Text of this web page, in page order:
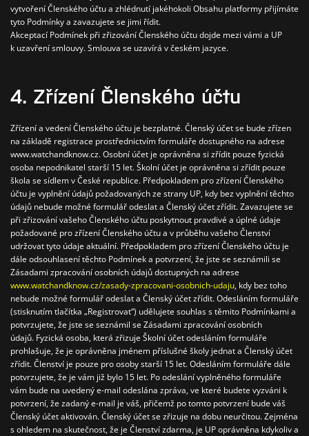
vytvoření Členského účtu a zhlédnutí jakéhokoli Obsahu platformy přijímáte
tyto Podmínky a zavazujete se jimi řídit.
Akceptací Podmínek při zřizování Členského účtu dojde mezi vámi a UP
k uzavření smlouvy. Smlouva se uzavírá v českém jazyce.
4. Zřízení Členského účtu
Zřízení a vedení Členského účtu je bezplatné.Členský účet se bude zřízen
na základě registrace prostřednictvím formuláře dostupného na adrese
www.watchandknow.cz.Osobní účet je oprávněna si zřídit pouze fyzická
osoba nepodnikatel starší 15 let.Školní účet je oprávněna si zřídit pouze
škola se sídlem v České republice. Předpokladem pro zřízení Členského
účtu je vyplnění údajů požadovaných ze strany UP, kdy bez vyplnění těchto
údajů nebude možné formulář odeslat a Členský účet zřídit.Zavazujete se
při zřizování vašeho Členského účtu poskytnout pravdivé a úplné údaje
požadované pro zřízení Členského účtu a v průběhu vašeho Členství
udržovat tyto údaje aktuální. Předpokladem pro zřízení Členského účtu je
dále odsouhlasení těchto Podmínek a potvrzení, že jste se seznámili se
Zásadami zpracování osobních údajů dostupných na adrese
www.watchandknow.cz/zasady-zpracovani-osobnich-udaju, kdy bez toho
nebude možné formulář odeslat a Členský účet zřídit. Odesláním formuláře
(stisknutím tlačítka „Registrovat“) udělujete souhlas s těmito Podmínkami a
potvrzujete, že jste se seznámil se Zásadami zpracování osobních
údajů. Fyzická osoba, která zřizuje Školní účet odesláním formuláře
prohlašuje, že je oprávněna jménem příslušné školy jednat a Členský účet
zřídit.Členství je pouze pro osoby starší 15 let. Odesláním formuláře dále
potvrzujete, že je vám již bylo 15 let. Po odeslání vyplněného formuláře
vám bude na uvedený e-mail odeslána zpráva, ve které budete vyzváni k
potvrzení, že zadaný e-mail je váš, přičemž po tomto potvrzení bude váš
Členský účet aktivován.Členský účet se zřizuje na dobu neurčitou.Zejména
s ohledem na skutečnost, že je Členství zdarma, je UP oprávněna kdykoliv a